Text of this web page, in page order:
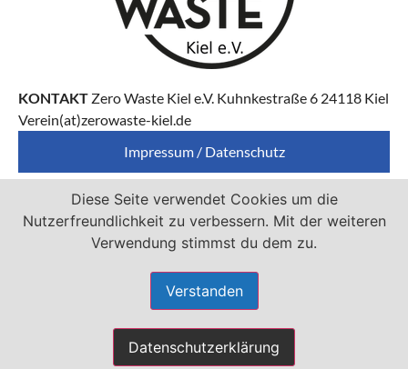
KONTAKT Zero Waste Kiel e.V. Kuhnkestraße 6 24118 Kiel
Verein(at)zerowaste-kiel.de
Impressum / Datenschutz
Zero Waste Kiel e.V. ist Mitglied von
Diese Seite verwendet Cookies um die
Nutzerfreundlichkeit zu verbessern. Mit der weiteren
Verwendung stimmst du dem zu.
Verstanden
Datenschutzerklärung